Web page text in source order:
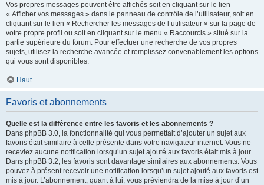
Vos propres messages peuvent être affichés soit en cliquant sur le lien
« Afficher vos messages » dans le panneau de contrôle de l’utilisateur, soit en
cliquant sur le lien « Rechercher les messages de l’utilisateur » sur la page de
votre propre profil ou soit en cliquant sur le menu « Raccourcis » situé sur la
partie supérieure du forum. Pour effectuer une recherche de vos propres
sujets, utilisez la recherche avancée et remplissez convenablement les options
qui vous sont disponibles.
Haut
Favoris et abonnements
Quelle est la différence entre les favoris et les abonnements ?
Dans phpBB 3.0, la fonctionnalité qui vous permettait d’ajouter un sujet aux
favoris était similaire à celle présente dans votre navigateur internet. Vous ne
receviez aucune notification lorsqu’un sujet ajouté aux favoris était mis à jour.
Dans phpBB 3.2, les favoris sont davantage similaires aux abonnements. Vous
pouvez à présent recevoir une notification lorsqu’un sujet ajouté aux favoris est
mis à jour. L’abonnement, quant à lui, vous préviendra de la mise à jour d’un